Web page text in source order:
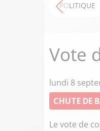
POLITIQUE
Vote
lundi 8
CHUTE DE
Le vote de